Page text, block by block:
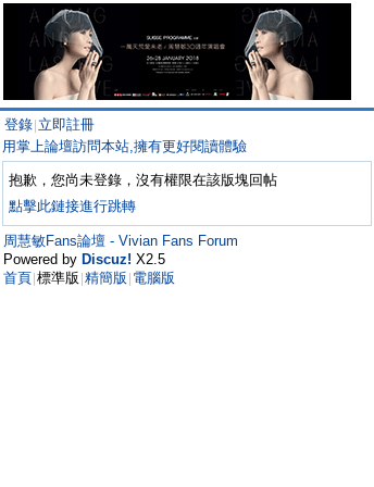
登錄 立即註冊
用掌上論壇訪問本站,擁有更好閱讀體驗
抱歉，您尚未登錄，沒有權限在該版塊回帖
點擊此鏈接進行跳轉
周慧敏Fans論壇 - Vivian Fans Forum
Powered by Discuz! X2.5
首頁 標準版 精簡版 電腦版